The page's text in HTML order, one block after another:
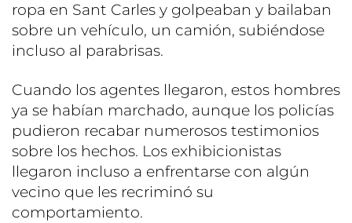
ropa en Sant Carles y golpeaban y bailaban
sobre un vehículo, un camión, subiéndose
incluso al parabrisas.
Cuando los agentes llegaron, estos hombres
ya se habían marchado, aunque los policías
pudieron recabar numerosos testimonios
sobre los hechos. Los exhibicionistas
llegaron incluso a enfrentarse con algún
vecino que les recriminó su
comportamiento.